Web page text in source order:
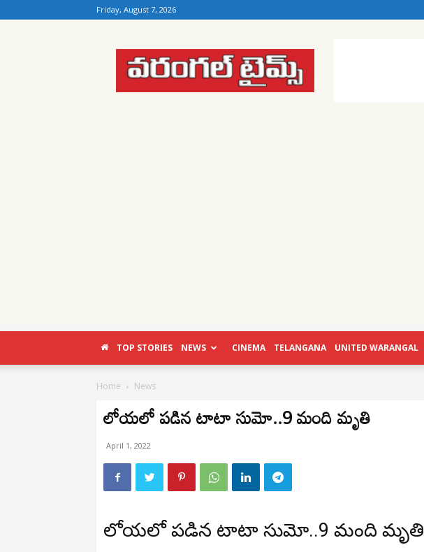
Friday, August 7, 2026
Warangal
Times
TOP STORIES NEWS CINEMA TELANGANA UNITED WARANGAL
Home News
లోయలో పడిన టాటా సుమో..9 మంది మృతి
April 1, 2022
లోయలో పడిన టాటా సుమో..9 మంది మృతి